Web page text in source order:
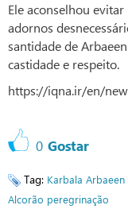
Ele aconselhou
adornos
santidade de
castidade e respeito.
https://iqna.ir/en/
0 Gostar
Tag: Karbala Arbaeen
Alcorão peregrinação